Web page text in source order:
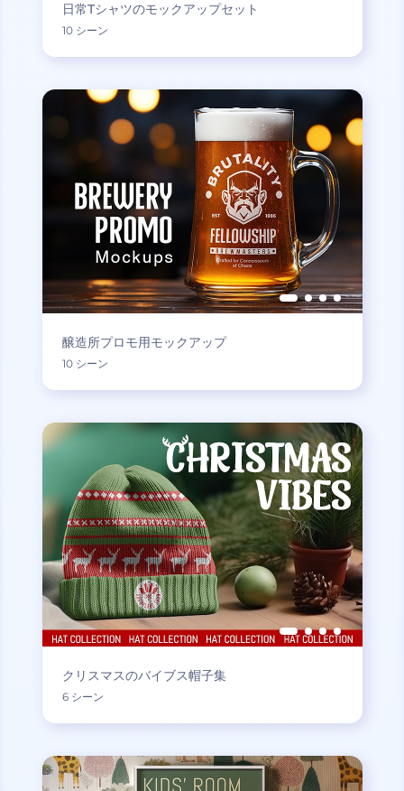
日常Tシャツのモックアップセット
10 シーン
醸造所プロモ用モックアップ
10 シーン
クリスマスのバイブス帽子集
6 シーン